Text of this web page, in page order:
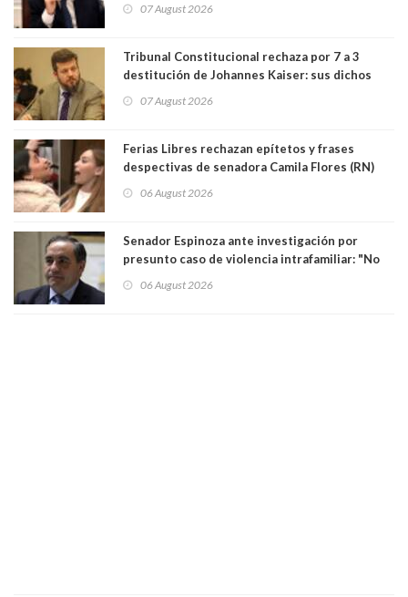
perseguir ruta del dinero y levantar secreto
07 August 2026
Tribunal Constitucional rechaza por 7 a 3
destitución de Johannes Kaiser: sus dichos
justicia constitucional porque no es diputado
07 August 2026
Ferias Libres rechazan epítetos y frases
despectivas de senadora Camila Flores (RN)
06 August 2026
Senador Espinoza ante investigación por
presunto caso de violencia intrafamiliar: "No
antecedentes a Tribunal Supremo
06 August 2026